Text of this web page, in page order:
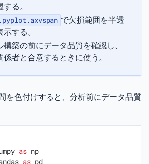
る。
で欠損範囲を半透
する。
構築の前にデータ品質を確認し、
係者と合意するときに使う。
を色付けすると、分析前にデータ品質
as np
as pd